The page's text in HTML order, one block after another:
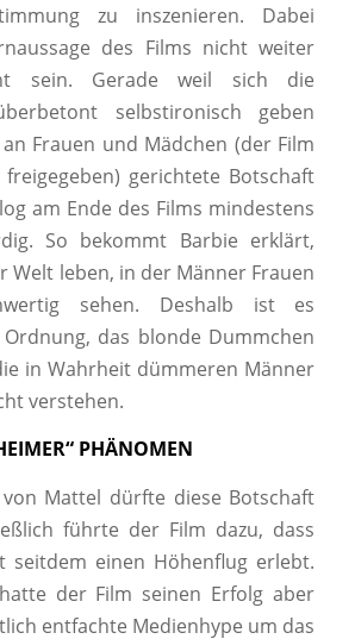
zu inszenieren. Dabei
des Films nicht weiter
sein. Gerade weil sich die
selbstironisch geben
Frauen und Mädchen (der Film
gerichtete Botschaft
am Ende des Films mindestens
So bekommt Barbie erklärt,
Welt leben, in der Männer Frauen
sehen. Deshalb ist es
das blonde Dummchen
in Wahrheit dümmeren Männer
verstehen.
PHÄNOMEN
Mattel dürfte diese Botschaft
führte der Film dazu, dass
seitdem einen Höhenflug erlebt.
der Film seinen Erfolg aber
entfachte Medienhype um das